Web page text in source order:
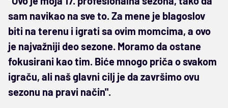
sam navikao na sve to. Za mene je blagoslov
biti na terenu i igrati sa ovim momcima, a ovo
je najvažniji deo sezone. Moramo da ostane
fokusirani kao tim. Biće mnogo priča o svakom
igraču, ali naš glavni cilj je da završimo ovu
sezonu na pravi način".